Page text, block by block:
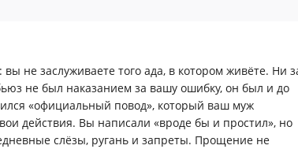
вы не заслуживаете того ада, в котором живёте. Ни
не был наказанием за вашу ошибку, он был и до
«официальный повод», который ваш муж
действия. Вы написали «вроде бы и простил», но
слёзы, ругань и запреты. Прощение не